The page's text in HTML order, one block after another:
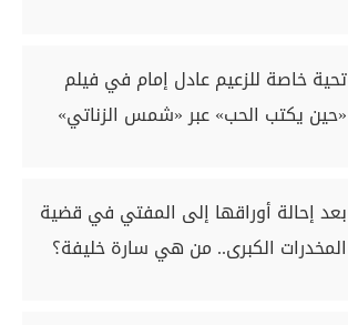
تحية خاصة للزعيم عادل إمام في فيلم
«حين يكتب الحب» عبر «شمس الزناتي»
بعد إحالة أوراقها إلى المفتي في قضية
المخدرات الكبرى.. من هي سارة خليفة؟